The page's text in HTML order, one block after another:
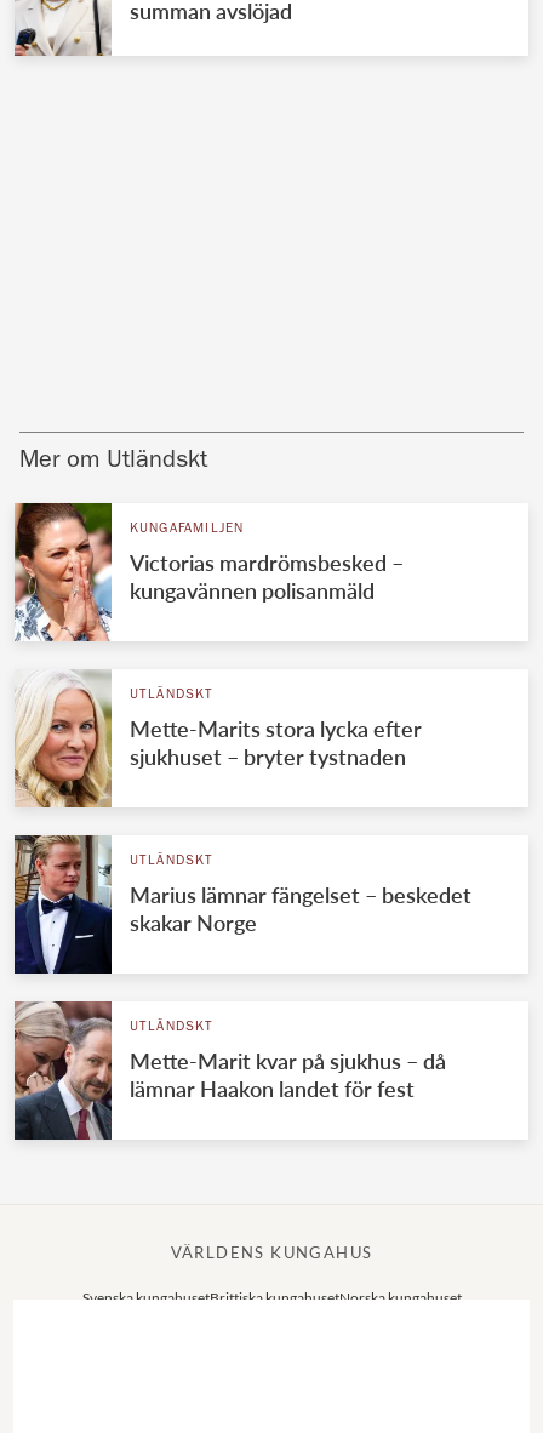
summan avslöjad
Mer om Utländskt
KUNGAFAMILJEN
Victorias mardrömsbesked –
kungavännen polisanmäld
UTLÄNDSKT
Mette-Marits stora lycka efter
sjukhuset – bryter tystnaden
UTLÄNDSKT
Marius lämnar fängelset – beskedet
skakar Norge
UTLÄNDSKT
Mette-Marit kvar på sjukhus – då
lämnar Haakon landet för fest
VÄRLDENS KUNGAHUS
Svenska kungahusetBrittiska kungahusetNorska kungahuset